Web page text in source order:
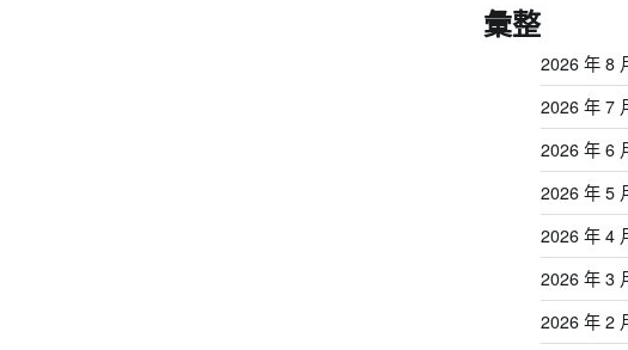
彙整
2026 年 8
2026 年 7
2026 年 6
2026 年 5
2026 年 4
2026 年 3
2026 年 2